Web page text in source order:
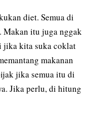
diet. Semua di
Makan itu juga nggak
jika kita suka coklat
makanan
jika semua itu di
Jika perlu, di hitung